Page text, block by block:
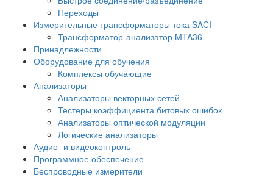
Переходы
Измерительные трансформаторы тока SACI
Трансформатор-анализатор MTA36
Принадлежности
Оборудование для обучения
Комплексы обучающие
Анализаторы
Анализаторы векторных сетей
Тестеры коэффициента битовых ошибок
Анализаторы оптической модуляции
Логические анализаторы
Аудио- и видеоконтроль
Программное обеспечение
Беспроводные измерители